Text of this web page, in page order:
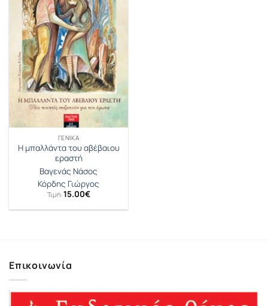
ΓΕΝΙΚΆ
Η μπαλλάντα του αβέβαιου
εραστή
Βαγενάς Νάσος
Κόρδης Γιώργος
Τιμή: 15.00€
Επικοινωνία